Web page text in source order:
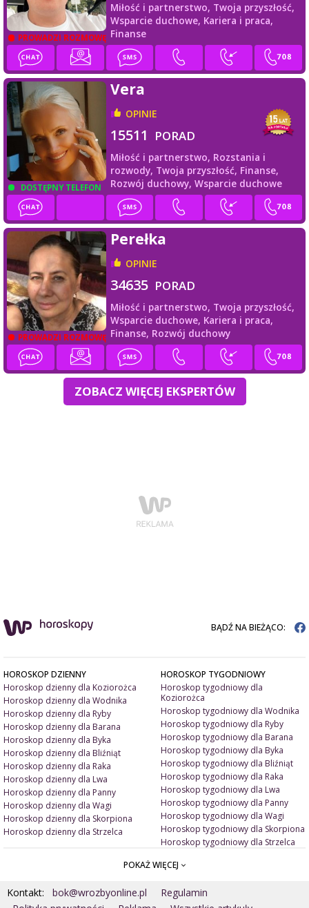
PROWADZI ROZMOWĘ
Miłość i partnerstwo, Twoja przyszłość,
Wsparcie duchowe, Kariera i praca,
Finanse
DOSTĘPNY TELEFON
Vera
OPINIE
15511 PORAD
Miłość i partnerstwo, Rozstania i
rozwody, Twoja przyszłość, Finanse,
Rozwój duchowy, Wsparcie duchowe
PROWADZI ROZMOWĘ
Perełka
OPINIE
34635 PORAD
Miłość i partnerstwo, Twoja przyszłość,
Wsparcie duchowe, Kariera i praca,
Finanse, Rozwój duchowy
ZOBACZ WIĘCEJ EKSPERTÓW
BĄDŹ NA BIEŻĄCO:
HOROSKOP DZIENNY
Horoskop dzienny dla Koziorożca
Horoskop dzienny dla Wodnika
Horoskop dzienny dla Ryby
Horoskop dzienny dla Barana
Horoskop dzienny dla Byka
Horoskop dzienny dla Bliźniąt
Horoskop dzienny dla Raka
Horoskop dzienny dla Lwa
Horoskop dzienny dla Panny
Horoskop dzienny dla Wagi
Horoskop dzienny dla Skorpiona
Horoskop dzienny dla Strzelca
HOROSKOP TYGODNIOWY
Horoskop tygodniowy dla
Koziorożca
Horoskop tygodniowy dla Wodnika
Horoskop tygodniowy dla Ryby
Horoskop tygodniowy dla Barana
Horoskop tygodniowy dla Byka
Horoskop tygodniowy dla Bliźniąt
Horoskop tygodniowy dla Raka
Horoskop tygodniowy dla Lwa
Horoskop tygodniowy dla Panny
Horoskop tygodniowy dla Wagi
Horoskop tygodniowy dla Skorpiona
Horoskop tygodniowy dla Strzelca
Pieniądze i dobrobyt
ZNAK ZODIAKU A
Jak ubrać się na randkę?
POKAŻ WIĘCEJ
Kontakt: bok@wrozbyonline.pl
Regulamin